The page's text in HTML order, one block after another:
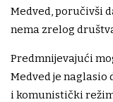
Medved, poručivši
nema zrelog
Predmnijevajući
Medved je naglasio
i komunistički